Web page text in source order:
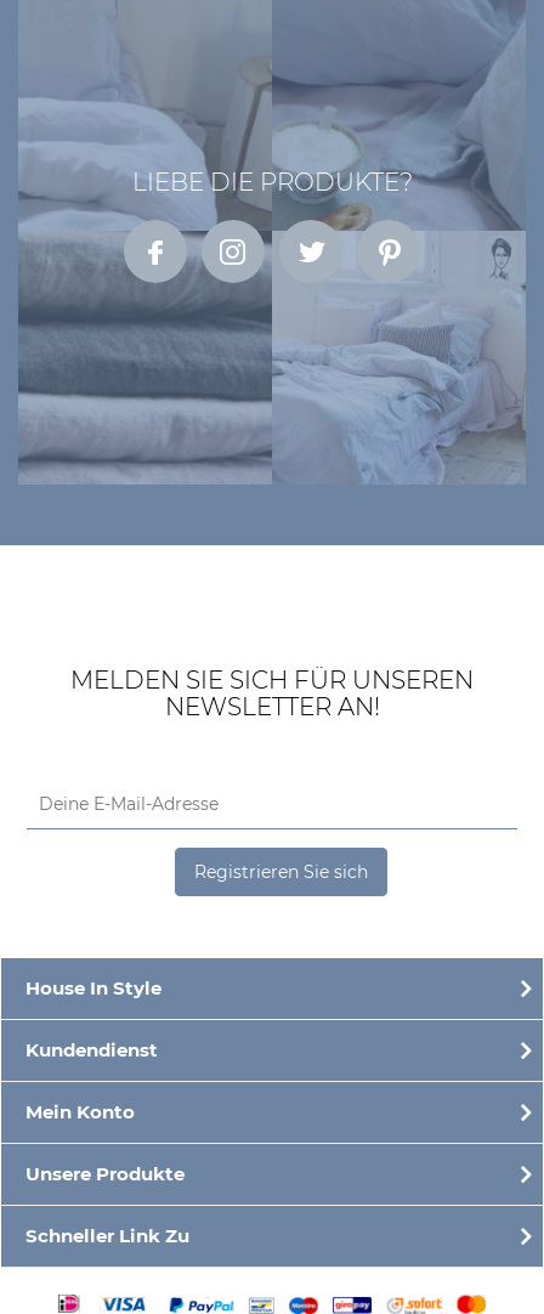
LIEBE DIE PRODUKTE?
MELDEN SIE SICH FÜR UNSEREN
NEWSLETTER AN!
Registrieren Sie sich
House In Style
Kundendienst
Mein Konto
Unsere Produkte
Schneller Link Zu